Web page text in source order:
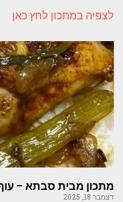
לצפיה במתכון לחץ כאן
מתכון מבית סבתא –
דצמבר 18, 2025